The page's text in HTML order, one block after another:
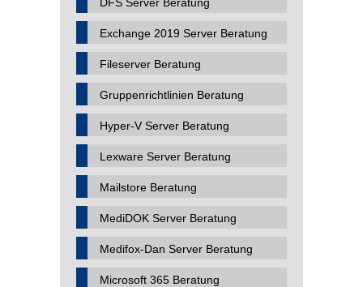
Exchange 2019 Server Beratung
Fileserver Beratung
Gruppenrichtlinien Beratung
Hyper-V Server Beratung
Lexware Server Beratung
Mailstore Beratung
MediDOK Server Beratung
Medifox-Dan Server Beratung
Microsoft 365 Beratung